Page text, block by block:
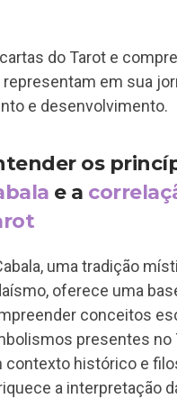
do Tarot e
em sua
e desenvolvimento.
os
e a
uma tradição
oferece uma
conceitos
presentes no
contexto histórico e
a interpretação